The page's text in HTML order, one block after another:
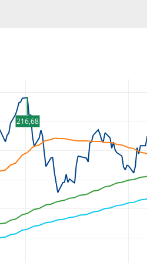
216,68